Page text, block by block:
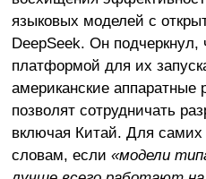
языковых моделей с
DeepSeek. Он подчеркнул,
платформой для их
американские аппаратные
позволят сотрудничать
включая Китай. Для
словам, если «модели